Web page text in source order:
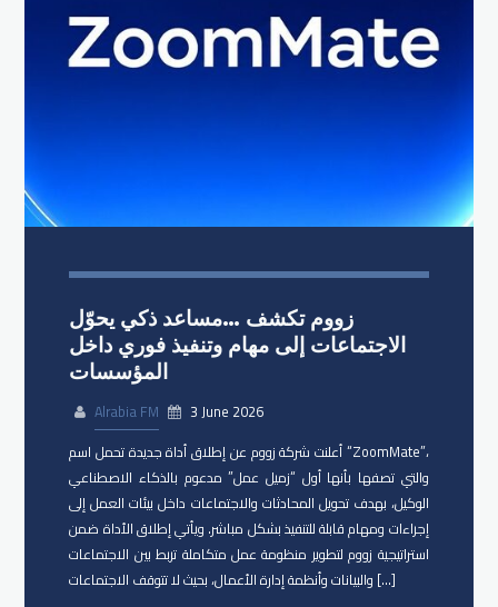
زووم تكشف …مساعد ذكي يحوّل
الاجتماعات إلى مهام وتنفيذ فوري داخل
المؤسسات
Alrabia FM
3 June 2026
أعلنت شركة زووم عن إطلاق أداة جديدة تحمل اسم “ZoomMate”،
والتي تصفها بأنها أول “زميل عمل” مدعوم بالذكاء الاصطناعي
الوكيل، بهدف تحويل المحادثات والاجتماعات داخل بيئات العمل إلى
إجراءات ومهام قابلة للتنفيذ بشكل مباشر. ويأتي إطلاق الأداة ضمن
استراتيجية زووم لتطوير منظومة عمل متكاملة تربط بين الاجتماعات
والبيانات وأنظمة إدارة الأعمال، بحيث لا تتوقف الاجتماعات […]